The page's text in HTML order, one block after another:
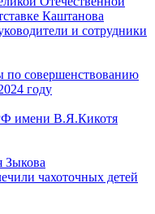
Каштанова
и сотрудники
по совершенствованию
году
имени В.Я.Кикотя
Зыкова
чахоточных детей